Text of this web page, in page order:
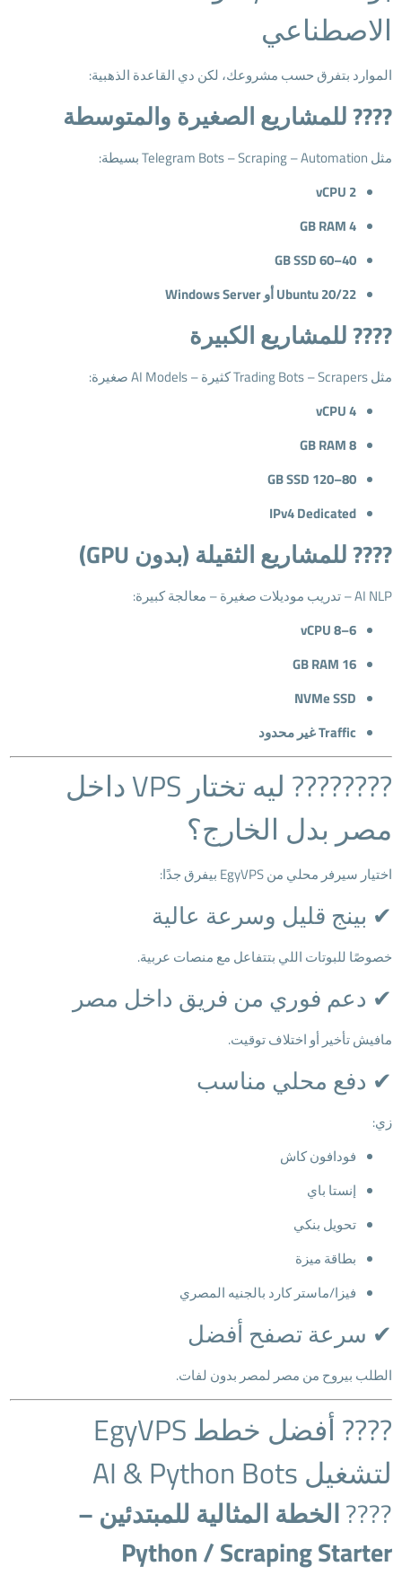
الاصطناعي
الموارد بتفرق حسب مشروعك، لكن دي القاعدة الذهبية:
???? للمشاريع الصغيرة والمتوسطة
مثل Telegram Bots – Scraping – Automation بسيطة:
2 vCPU
4 GB RAM
40–60 GB SSD
Ubuntu 20/22 أو Windows Server
???? للمشاريع الكبيرة
مثل Trading Bots – Scrapers كثيرة – AI Models صغيرة:
4 vCPU
8 GB RAM
80–120 GB SSD
IPv4 Dedicated
???? للمشاريع الثقيلة (بدون GPU)
AI NLP – تدريب موديلات صغيرة – معالجة كبيرة:
6–8 vCPU
16 GB RAM
NVMe SSD
Traffic غير محدود
???????? ليه تختار VPS داخل
مصر بدل الخارج؟
اختيار سيرفر محلي من EgyVPS بيفرق جدًا:
✔ بينج قليل وسرعة عالية
خصوصًا للبوتات اللي بتتفاعل مع منصات عربية.
✔ دعم فوري من فريق داخل مصر
مافيش تأخير أو اختلاف توقيت.
✔ دفع محلي مناسب
زي:
فودافون كاش
إنستا باي
تحويل بنكي
بطاقة ميزة
فيزا/ماستر كارد بالجنيه المصري
✔ سرعة تصفح أفضل
الطلب بيروح من مصر لمصر بدون لفات.
???? أفضل خطط EgyVPS
لتشغيل AI & Python Bots
????الخطة المثالية للمبتدئين –
Python / Scraping Starter